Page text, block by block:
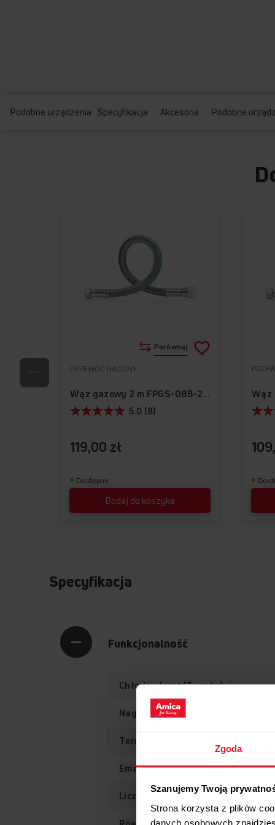
Zgoda
Szanujemy Twoją
Strona korzysta z plików
danych osobowych
Podobne urządzenia Specyfikacja Akcesoria Podobne
Dostępne
PRZEWÓD GAZOWY
Wąż gazowy 2 m FPGS-08B-200
Dodaj do koszyka
5.0 (8)
119,00 zł
Porównaj Dodaj
listyulubionych
Specyfikacja
Funkcjonalność
Chłodny front (3 szyby)
Nagrzew w
Termoobieg
Emalia łatwoczyszcząca
Liczba funkcji piekarnika